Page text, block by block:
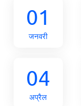
01
जनवरी
04
अप्रैल